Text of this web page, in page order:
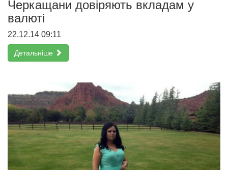
Черкащани довіряють вкладам у
валюті
22.12.14 09:11
Детальніше